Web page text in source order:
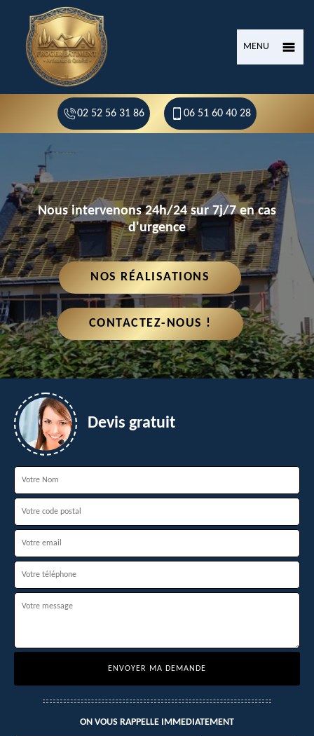
MENU
02 52 56 31 86 06 51 60 40 28
Nous intervenons 24h/24 sur 7j/7 en cas
d'urgence
NOS RÉALISATIONS
CONTACTEZ-NOUS !
Devis gratuit
ON VOUS RAPPELLE IMMEDIATEMENT